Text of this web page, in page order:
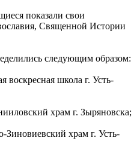
показали свои
Священной Истории
следующим образом:
воскресная школа г. Усть-
храм г. Зыряновска;
Зиновиевский храм г. Усть-